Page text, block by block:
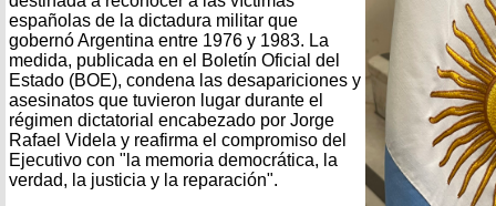
españolas de la dictadura militar que
gobernó Argentina entre 1976 y 1983. La
medida, publicada en el Boletín Oficial del
Estado (BOE), condena las desapariciones y
asesinatos que tuvieron lugar durante el
régimen dictatorial encabezado por Jorge
Rafael Videla y reafirma el compromiso del
Ejecutivo con "la memoria democrática, la
verdad, la justicia y la reparación".